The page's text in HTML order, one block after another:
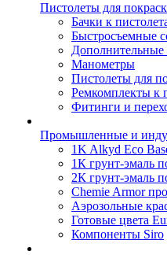
Пистолеты для
Бачки к
Быстросъемные
Манометры
Пистолеты для
Ремкомплекты к
Фитинги и
Промышленные и
1K Alkyd Eco
1К грунт-эмаль
2К грунт-эмаль
Chemie Armor
Аэрозольные
Готовые цвета
Компоненты Siro